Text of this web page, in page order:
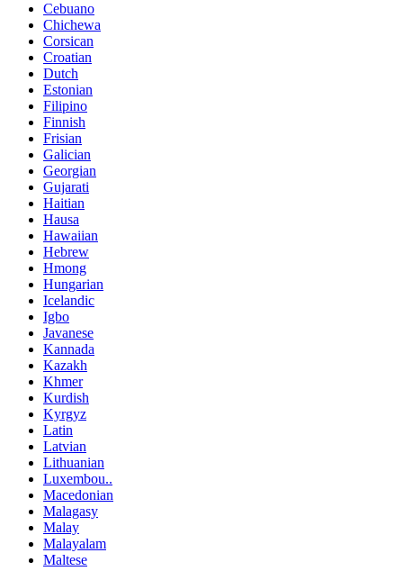
Cebuano
Chichewa
Corsican
Croatian
Dutch
Estonian
Filipino
Finnish
Frisian
Galician
Georgian
Gujarati
Haitian
Hausa
Hawaiian
Hebrew
Hmong
Hungarian
Icelandic
Igbo
Javanese
Kannada
Kazakh
Khmer
Kurdish
Kyrgyz
Latin
Latvian
Lithuanian
Luxembou..
Macedonian
Malagasy
Malay
Malayalam
Maltese